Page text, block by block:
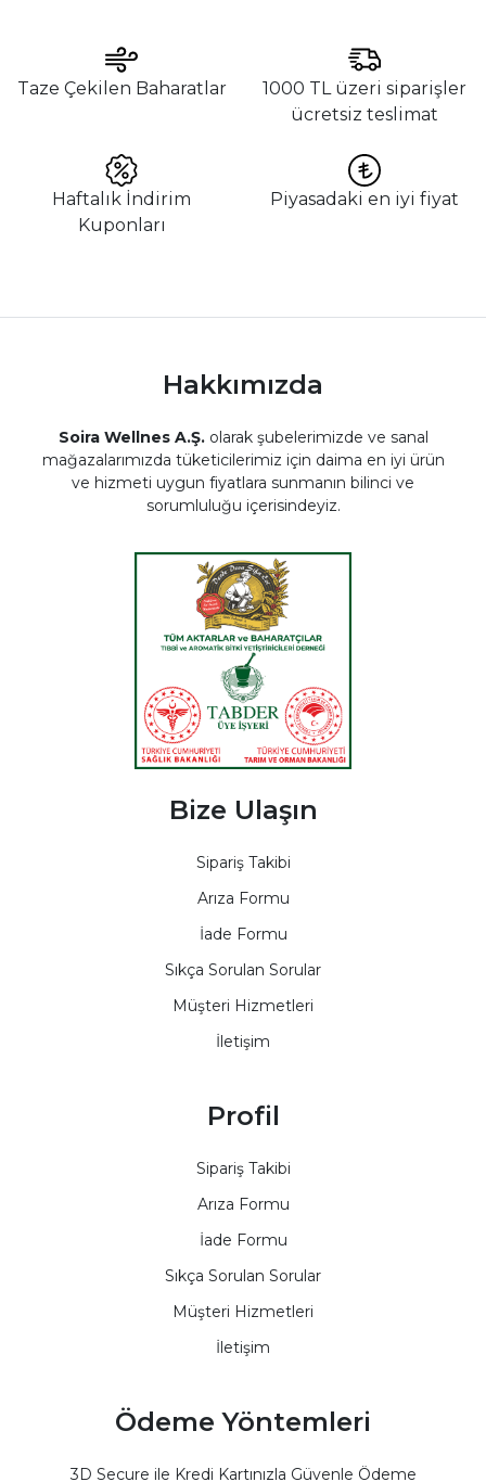
Taze Çekilen Baharatlar
1000 TL üzeri siparişler
ücretsiz teslimat
Haftalık İndirim
Kuponları
Piyasadaki en iyi fiyat
Hakkımızda
Soira Wellnes A.Ş.olarak şubelerimizde ve sanal
mağazalarımızda tüketicilerimiz için daima en iyi ürün
ve hizmeti uygun fiyatlara sunmanın bilinci ve
sorumluluğu içerisindeyiz.
Bize Ulaşın
Sipariş Takibi
Arıza Formu
İade Formu
Sıkça Sorulan Sorular
Müşteri Hizmetleri
İletişim
Profil
Sipariş Takibi
Arıza Formu
İade Formu
Sıkça Sorulan Sorular
Müşteri Hizmetleri
İletişim
Ödeme Yöntemleri
3D Secure ile Kredi Kartınızla Güvenle Ödeme